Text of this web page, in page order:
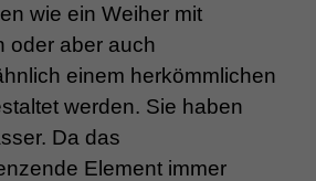
wie ein Weiher mit
oder aber auch
einem herkömmlichen
werden. Sie haben
Da das
Element immer